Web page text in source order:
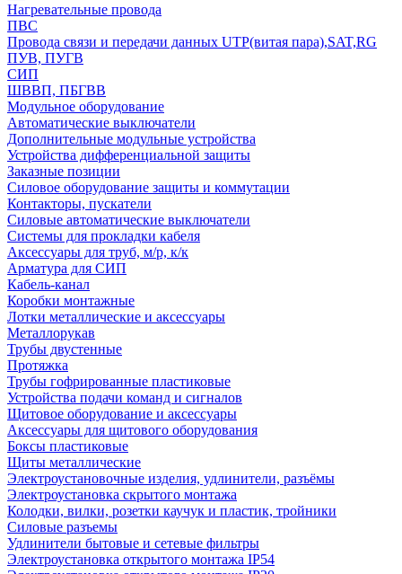
Нагревательные провода
ПВС
Провода связи и передачи данных UTP(витая пара),SAT,RG
ПУВ, ПУГВ
СИП
ШВВП, ПБГВВ
Модульное оборудование
Автоматические выключатели
Дополнительные модульные устройства
Устройства дифференциальной защиты
Заказные позиции
Силовое оборудование защиты и коммутации
Контакторы, пускатели
Силовые автоматические выключатели
Системы для прокладки кабеля
Аксессуары для труб, м/р, к/к
Арматура для СИП
Кабель-канал
Коробки монтажные
Лотки металлические и аксессуары
Металлорукав
Трубы двустенные
Протяжка
Трубы гофрированные пластиковые
Устройства подачи команд и сигналов
Щитовое оборудование и аксессуары
Аксессуары для щитового оборудования
Боксы пластиковые
Щиты металлические
Электроустановочные изделия, удлинители, разъёмы
Электроустановка скрытого монтажа
Колодки, вилки, розетки каучук и пластик, тройники
Силовые разъемы
Удлинители бытовые и сетевые фильтры
Электроустановка открытого монтажа IP54